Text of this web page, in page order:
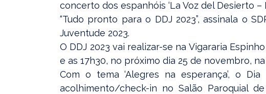
concerto dos espanhóis ‘La Voz del Desierto –
“Tudo pronto para o DDJ 2023”, assinala o
Juventude 2023.
O DDJ 2023 vai realizar-se na Vigararia
e as 17h30, no próximo dia 25 de novembro,
Com o tema ‘Alegres na esperança’, o
acolhimento/check-in no Salão Paroquial